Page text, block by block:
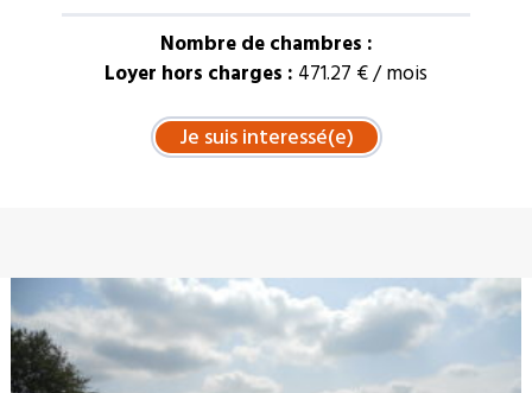
Nombre de chambres :
Loyer hors charges : 471.27 € / mois